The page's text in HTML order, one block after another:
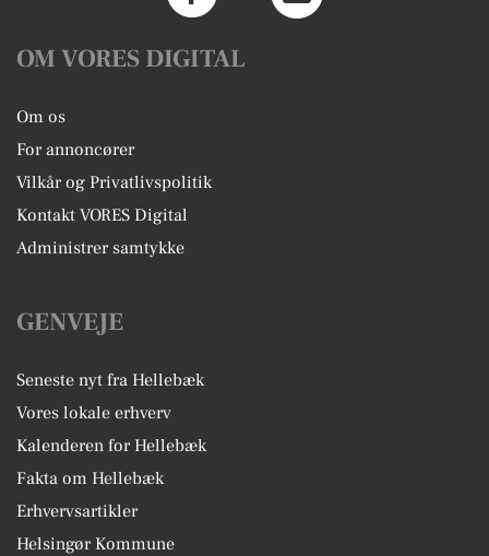
OM VORES DIGITAL
Om os
For annoncører
Vilkår og Privatlivspolitik
Kontakt VORES Digital
Administrer samtykke
GENVEJE
Seneste nyt fra Hellebæk
Vores lokale erhverv
Kalenderen for Hellebæk
Fakta om Hellebæk
Erhvervsartikler
Helsingør Kommune